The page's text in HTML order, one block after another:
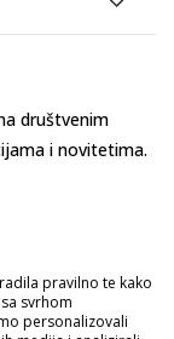
društvenim
i novitetima.
pravilno te kako
svrhom
personalizovali